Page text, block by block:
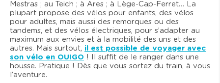
Mestras ; au Teich ; à Ares ; à Lège-Cap-Ferret… La
plupart propose des vélos pour enfants, des vélos
pour adultes, mais aussi des remorques ou des
tandems, et des vélos électriques, pour s’adapter au
maximum aux envies et à la mobilité des uns et des
autres. Mais surtout, il est possible de voyager avec
son vélo en OUIGO ! Il suffit de le ranger dans une
housse. Pratique ! Dès que vous sortez du train, à vous
l’aventure.